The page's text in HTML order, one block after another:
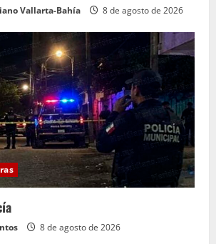
Vallarta-Bahía 8 de agosto de 2026
8 de agosto de 2026